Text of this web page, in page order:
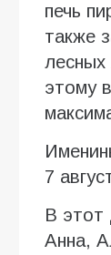
печь
также
лесных
этому
7
В этот
Анна,